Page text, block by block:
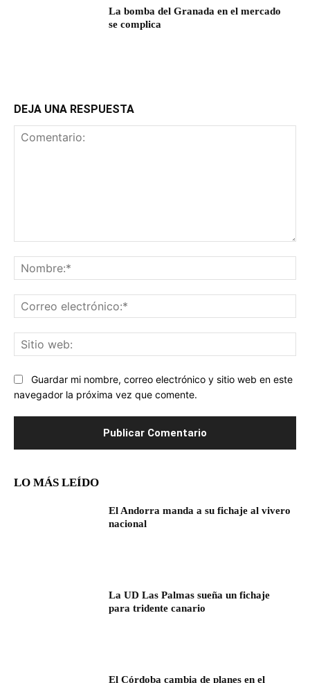
La bomba del Granada en el mercado
se complica
DEJA UNA RESPUESTA
Guardar mi nombre, correo electrónico y sitio web en este
navegador la próxima vez que comente.
LO MÁS LEÍDO
El Andorra manda a su fichaje al vivero
nacional
La UD Las Palmas sueña un fichaje
para tridente canario
El Córdoba cambia de planes en el